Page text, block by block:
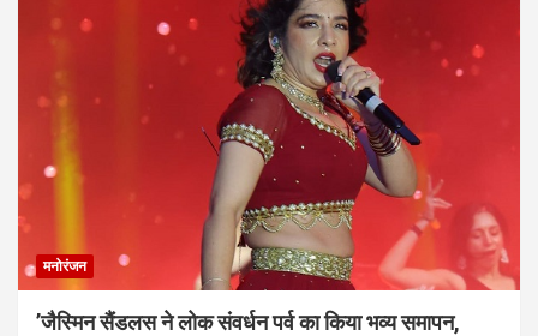
मनोरंजन
’जैस्मिन सैंडलस ने लोक संवर्धन पर्व का किया भव्य समापन,